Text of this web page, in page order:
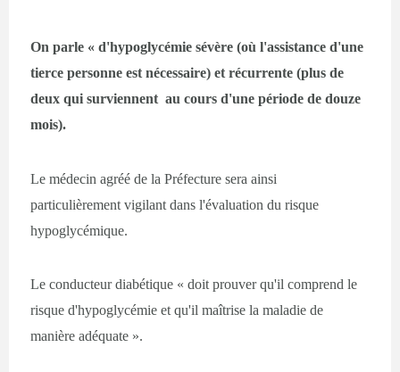
On parle « d'hypoglycémie sévère (où l'assistance d'une
tierce personne est nécessaire) et récurrente (plus de
deux qui surviennent au cours d'une période de douze
mois).
Le médecin agréé de la Préfecture sera ainsi
particulièrement vigilant dans l'évaluation du risque
hypoglycémique.
Le conducteur diabétique « doit prouver qu'il comprend le
risque d'hypoglycémie et qu'il maîtrise la maladie de
manière adéquate ».